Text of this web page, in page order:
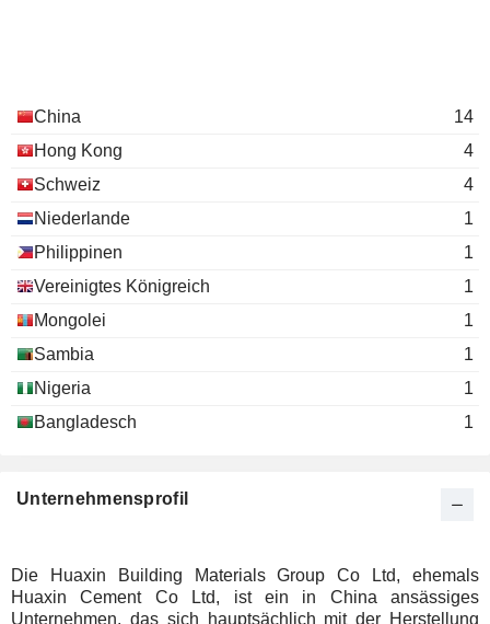
China
14
Hong Kong
4
Schweiz
4
Niederlande
1
Philippinen
1
Vereinigtes Königreich
1
Mongolei
1
Sambia
1
Nigeria
1
Bangladesch
1
Unternehmensprofil
Die Huaxin Building Materials Group Co Ltd, ehemals
Huaxin Cement Co Ltd, ist ein in China ansässiges
Unternehmen, das sich hauptsächlich mit der Herstellung